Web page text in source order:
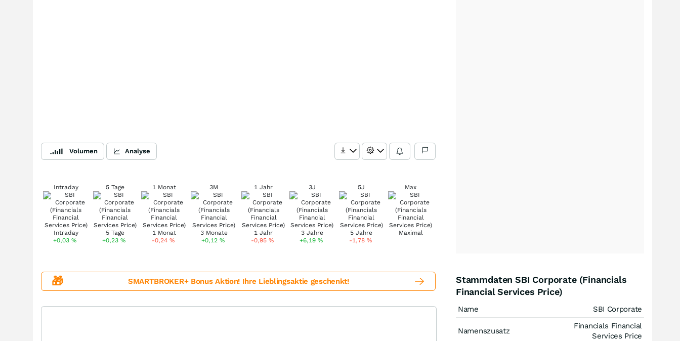
Volumen Analyse
Intraday
+0,03%
5 Tage
+0,23%
1 Monat
-0,24 %
3M
+0,12 %
1 Jahr
-0,95 %
3J
+6,19 %
5J
-1,78 %
Max
🎁 SMARTBROKER+ Bonus Aktion! Ihre Lieblingsaktie geschenkt!
Stammdaten SBI Corporate (Financials
Financial Services Price)
Name SBI Corporate
Namenszusatz
Financials Financial
Services Price